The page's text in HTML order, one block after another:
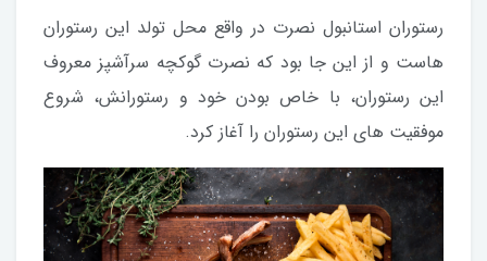
رستوران استانبول نصرت در واقع محل تولد این رستوران
هاست و از این جا بود که نصرت گوکچه سرآشپز معروف
این رستوران، با خاص بودن خود و رستورانش، شروع
موفقیت های این رستوران را آغاز کرد.